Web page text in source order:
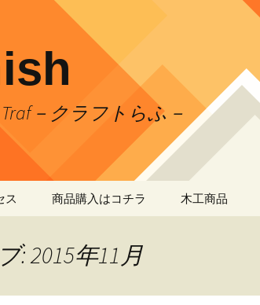
－クラフトらふ－
ス 商品購入はコチラ 木工商品
: 2015年11月